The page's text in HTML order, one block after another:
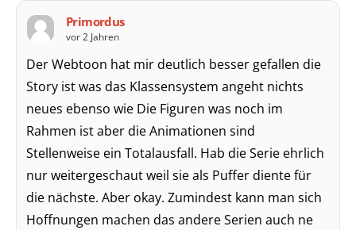
Primordus
vor 2 Jahren
Der Webtoon hat mir deutlich besser gefallen die
Story ist was das Klassensystem angeht nichts
neues ebenso wie Die Figuren was noch im
Rahmen ist aber die Animationen sind
Stellenweise ein Totalausfall. Hab die Serie ehrlich
nur weitergeschaut weil sie als Puffer diente für
die nächste. Aber okay. Zumindest kann man sich
Hoffnungen machen das andere Serien auch ne